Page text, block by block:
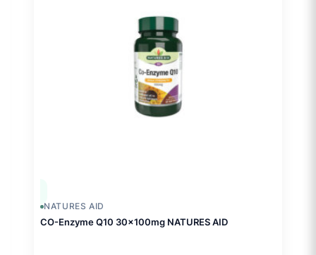
NATURES AID
CO-Enzyme Q10 30x100mg NATURES AID